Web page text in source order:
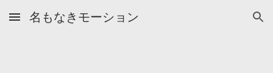
Skip to main content Skip to navigation
名もなきモーション